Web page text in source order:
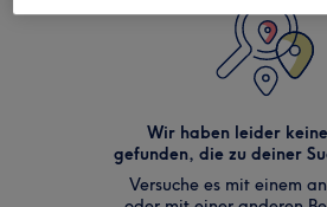
Wir haben leider
gefunden, die zu deiner
Versuche es mit einem